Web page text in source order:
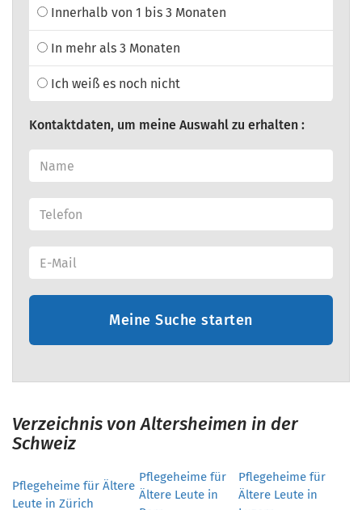
Innerhalb von 1 bis 3 Monaten
In mehr als 3 Monaten
Ich weiß es noch nicht
Kontaktdaten, um meine Auswahl zu erhalten :
Meine Suche starten
Verzeichnis von Altersheimen in der
Schweiz
Pflegeheime für Ältere
Leute in Zürich
Pflegeheime für
Ältere Leute in
Pflegeheime für
Ältere Leute in